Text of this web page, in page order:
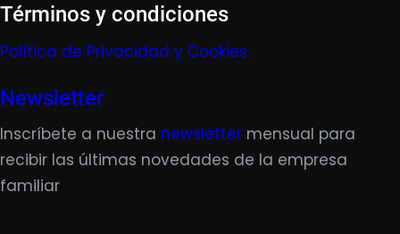
Términos y condiciones
Política de Privacidad y Cookies
Newsletter
Inscríbete a nuestra newsletter mensual para
recibir las últimas novedades de la empresa
familiar